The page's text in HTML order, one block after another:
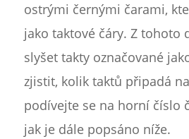
ostrými černými čarami,
jako taktové čáry. Z tohoto
slyšet takty označované
zjistit, kolik taktů připadá
podívejte se na horní číslo
jak je dále popsáno níže.